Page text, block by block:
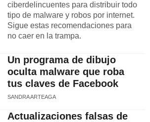
ciberdelincuentes para distribuir todo
tipo de malware y robos por internet.
Sigue estas recomendaciones para
no caer en la trampa.
Un programa de dibujo
oculta malware que roba
tus claves de Facebook
SANDRA ARTEAGA
Actualizaciones falsas de